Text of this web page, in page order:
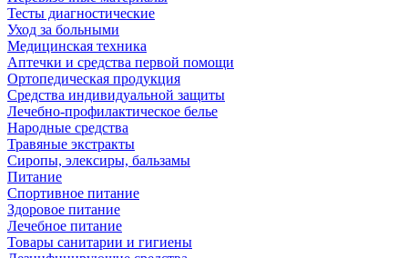
Тесты диагностические
Уход за больными
Медицинская техника
Аптечки и средства первой помощи
Ортопедическая продукция
Средства индивидуальной защиты
Лечебно-профилактическое белье
Народные средства
Травяные экстракты
Сиропы, элексиры, бальзамы
Питание
Спортивное питание
Здоровое питание
Лечебное питание
Товары санитарии и гигиены